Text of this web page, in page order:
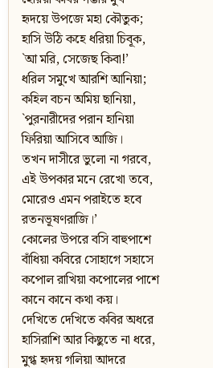
হৃদয়ে উপজে মহা কৌতুক;
হাসি উঠি কহে ধরিয়া চিবূক,
`আ মরি, সেজেছ কিবা!’
ধরিল সমুখে আরশি আনিয়া;
কহিল বচন অমিয় ছানিয়া,
`পুরনারীদের পরান হানিয়া
ফিরিয়া আসিবে আজি।
তখন দাসীরে ভুলো না গরবে,
এই উপকার মনে রেখো তবে,
মোরেও এমন পরাইতে হবে
রতনভূষণরাজি।’
কোলের উপরে বসি বাহুপাশে
বাঁধিয়া কবিরে সোহাগে সহাসে
কপোল রাখিয়া কপোলের পাশে
কানে কানে কথা কয়।
দেখিতে দেখিতে কবির অধরে
হাসিরাশি আর কিছুতে না ধরে,
মুগ্ধ হৃদয় গলিয়া আদরে